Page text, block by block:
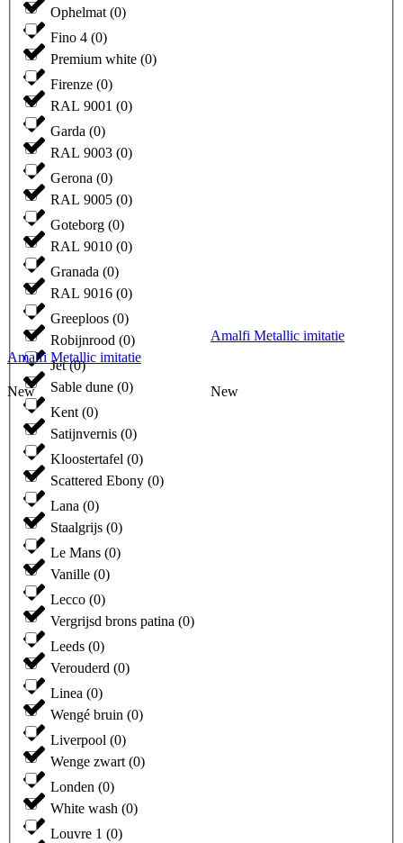
Fino 4 (0)
Firenze (0)
Garda (0)
Gerona (0)
Goteborg (0)
Granada (0)
Greeploos (0)
Jet(0)
Kent (0)
Kloostertafel (0)
Lana (0)
Le Mans (0)
Lecco (0)
Leeds (0)
Linea (0)
Liverpool (0)
Londen (0)
Louvre 1 (0)
Ophelmat (0)
Premium white (0)
RAL 9001 (0)
RAL 9003 (0)
RAL 9005 (0)
RAL 9010 (0)
RAL 9016 (0)
Robijnrood (0)
Sable dune (0)
Satijnvernis (0)
Scattered Ebony (0)
Staalgrijs (0)
Vanille (0)
Vergrijsd brons patina (0)
Verouderd (0)
Wengé bruin (0)
Wenge zwart (0)
White wash (0)
Amalfi Metallic imitatie
Amalfi Metallic imitatie
New New